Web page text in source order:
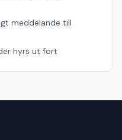
meddelande till
hyrs ut fort